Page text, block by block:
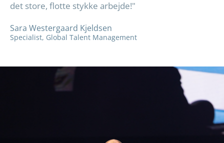
det store, flotte stykke arbejde!"
Sara Westergaard Kjeldsen
Specialist, Global Talent Management